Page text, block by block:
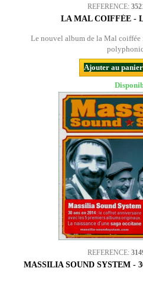
REFERENCE:
LA MAL COIFFÉE -
Le nouvel album de la Mal coiffée
Ajouter au panier
REFERENCE:
MASSILIA SOUND SYSTEM -